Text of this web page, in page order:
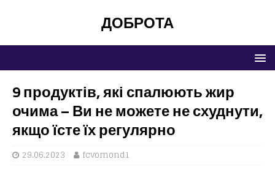
ДОБРОТА
9 продуктів, які спалюють жир
очима – Ви не можете не схуднути,
якщо їсте їх регулярно
29.06.2023 fcvomond1